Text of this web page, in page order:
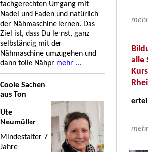
fachgerechten Umgang mit
Nadel und Faden und natürlich
der Nähmaschine lernen. Das
Ziel ist, dass Du lernst, ganz
selbständig mit der
Nähmaschine umzugehen und
dann tolle Nähpr mehr ...
Coole Sachen
aus Ton
Ute
Neumüller
Mindestalter 7
Jahre
alle